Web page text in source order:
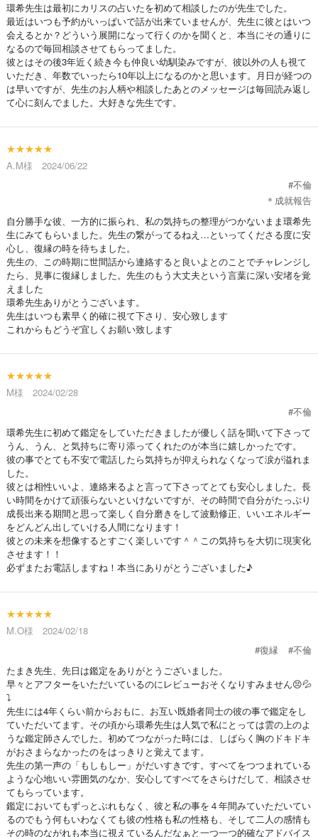
環希先生は最初にカリスの占いたを初めて相談したのが先生でした。
最近はいつも予約がいっぱいで話が出来ていませんが、先生に彼とはいつ
会えるとか？どういう展開になって行くのかを聞くと、本当にその通りに
なるので毎回相談させてもらってました。
彼とはその後3年近く続き今も仲良い幼馴染みですが、彼以外の人も視て
いただき、年数でいったら10年以上になるのかと思います。月日が経つの
は早いですが、先生のお人柄や相談したあとのメッセージは毎回読み返し
て心に刻んでました。大好きな先生です。
★★★★★
A.M様 2024/06/22
#不倫
＊成就報告
自分勝手な彼、一方的に振られ、私の気持ちの整理がつかないまま環希先
生にみてもらいました。先生の繋がってるねえ…といってくださる度に安
心し、復縁の時を待ちました。
先生の、この時期に世間話から連絡すると良いよとのことでチャレンジし
たら、見事に復縁しました。先生のもう大丈夫という言葉に深い安堵を覚
えました
環希先生ありがとうございます。
先生はいつも素早く的確に視て下さり、安心致します
これからもどうぞ宜しくお願い致します
★★★★★
M様 2024/02/28
#不倫
環希先生に初めて鑑定をしていただきましたが優しく話を聞いて下さって
うん、うん、と気持ちに寄り添ってくれたのが本当に嬉しかったです。
彼の事でとても不安で電話したら気持ちが抑えられなくなって涙が溢れま
した。
彼とは相性いいよ、連絡来るよと言って下さってとても安心しました。長
い時間をかけて頑張らないといけないですが、その時間で自分がたっぷり
成長出来る期間と思って楽しく自分磨きをして波動修正、いいエネルギー
をどんどん出していける人間になります！
彼との未来を想像するとすごく楽しいです＾＾この気持ちを大切に現実化
させます！！
必ずまたお電話しますね！本当にありがとうございました♪
★★★★★
M.O様 2024/02/18
#復縁
#不倫
たまき先生、先日は鑑定をありがとうございました。
早々とアフターをいただいているのにレビューおそくなりすみません😣💦
⤵️
先生には4年くらい前からおもに、お互い既婚者同士の彼の事で鑑定をし
ていただいてます。その頃から環希先生は人気で私にとっては雲の上のよ
うな鑑定師さんでした。初めてつながった時には、しばらく胸のドキドキ
がおさまらなかったのをはっきりと覚えてます。
先生の第一声の「もしもしー」がだいすきです。すべてをつつまれている
ような心地いい雰囲気のなか、安心してすべてをさらけだして、相談させ
てもらっています。
鑑定においてもずっとぶれもなく、彼と私の事を４年間みていただいてい
るのでもう何もいわなくても彼の性格も私の性格も、そして二人の感情も
その時のながれも本当に視えているんだなぁと一つ一つ的確なアドバイス